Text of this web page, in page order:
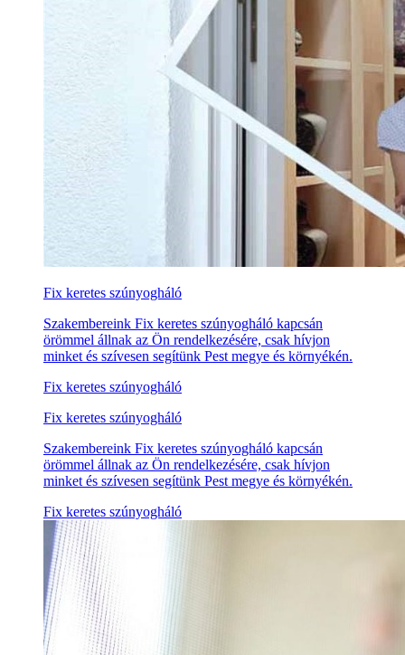
Fix keretes szúnyogháló
Szakembereink Fix keretes szúnyogháló kapcsán
örömmel állnak az Ön rendelkezésére, csak hívjon
minket és szívesen segítünk Pest megye és környékén.
Fix keretes szúnyogháló
Fix keretes szúnyogháló
Szakembereink Fix keretes szúnyogháló kapcsán
örömmel állnak az Ön rendelkezésére, csak hívjon
minket és szívesen segítünk Pest megye és környékén.
Fix keretes szúnyogháló